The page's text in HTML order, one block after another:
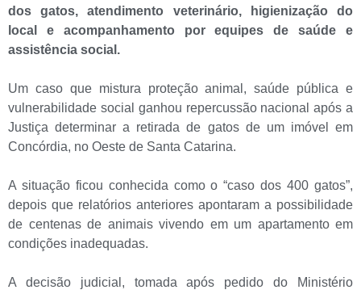
dos gatos, atendimento veterinário, higienização do
local e acompanhamento por equipes de saúde e
assistência social.
Um caso que mistura proteção animal, saúde pública e
vulnerabilidade social ganhou repercussão nacional após a
Justiça determinar a retirada de gatos de um imóvel em
Concórdia, no Oeste de Santa Catarina.
A situação ficou conhecida como o “caso dos 400 gatos”,
depois que relatórios anteriores apontaram a possibilidade
de centenas de animais vivendo em um apartamento em
condições inadequadas.
A decisão judicial, tomada após pedido do Ministério